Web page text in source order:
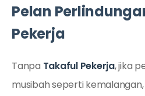
Pelan
Pekerja
Tanpa Takaful Pekerja, jika
musibah seperti